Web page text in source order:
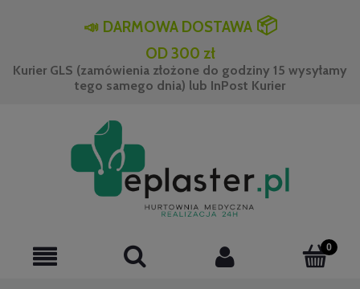
📣 DARMOWA DOSTAWA📦
OD 300 zł
Kurier GLS (zamówienia złożone do godziny 15 wysyłamy
tego samego dnia) lub InPost Kurier